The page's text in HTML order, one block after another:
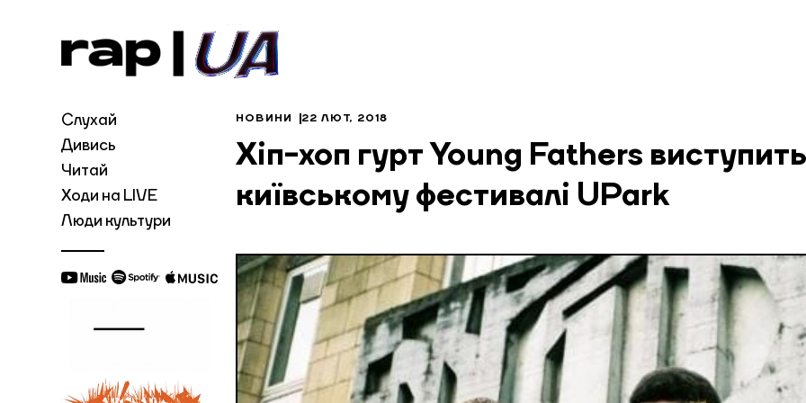
Слухай
Дивись
Читай
Ходи на LIVE
Люди культури
НОВИНИ 22 ЛЮТ, 2018
Хіп-хоп гурт Young Fathers
київському фестивалі UPark